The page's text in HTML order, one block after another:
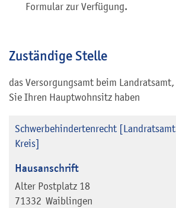
Formular zur Verfügung.
Zuständige Stelle
das Versorgungsamt beim
Sie Ihren Hauptwohnsitz haben
Schwerbehindertenrecht
Kreis]
Hausanschrift
Alter Postplatz 18
71332 Waiblingen